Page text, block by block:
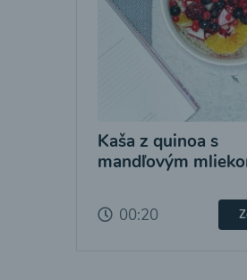
Kaša z quinoa s
mandľovým
00:20